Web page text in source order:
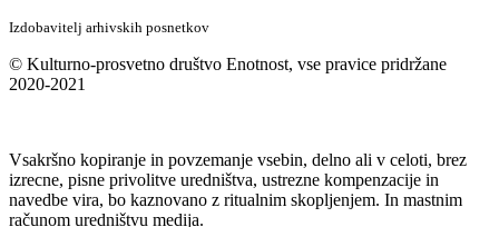
Izdobavitelj arhivskih posnetkov
© Kulturno-prosvetno društvo Enotnost, vse pravice pridržane
2020-2021
Vsakršno kopiranje in povzemanje vsebin, delno ali v celoti, brez
izrecne, pisne privolitve uredništva, ustrezne kompenzacije in
navedbe vira, bo kaznovano z ritualnim skopljenjem. In mastnim
računom uredništvu medija.